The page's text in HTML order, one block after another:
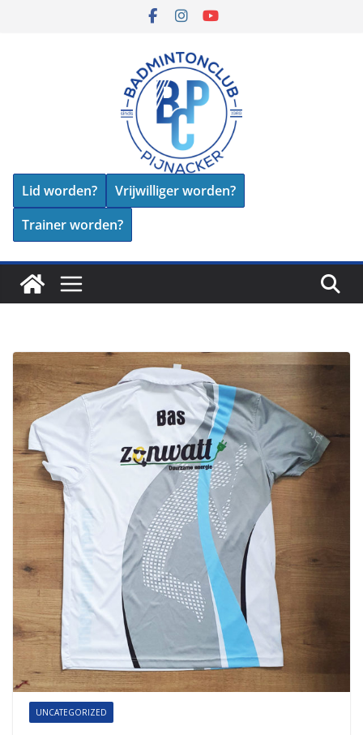
Lid worden?
Vrijwilliger worden?
Trainer worden?
UNCATEGORIZED